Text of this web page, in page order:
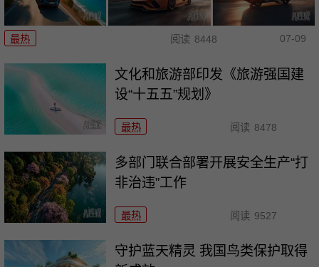
最热 阅读 8448 07-09
文化和旅游部印发《旅游强国建
设“十五五”规划》
最热 阅读 8478
多部门联合部署开展安全生产“打
非治违”工作
最热 阅读 9527
守护蓝天精灵 我国鸟类保护取得